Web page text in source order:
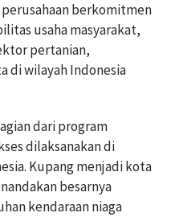
perusahaan berkomitmen
usaha masyarakat,
pertanian,
di wilayah Indonesia
dari program
dilaksanakan di
Kupang menjadi kota
besarnya
kendaraan niaga